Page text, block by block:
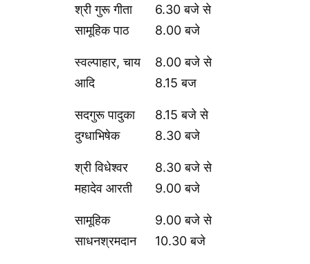
श्री गुरू गीता
सामूहिक पाठ
6.30 बजे से
8.00 बजे
स्वल्पाहार, चाय
आदि
8.00 बजे से
8.15 बज
सदगुरू पादुका
दुग्धाभिषेक
8.15 बजे से
8.30 बजे
श्री विधेश्वर
महादेव आरती
8.30 बजे से
9.00 बजे
सामूहिक
साधनश्रमदान
9.00 बजे से
10.30 बजे